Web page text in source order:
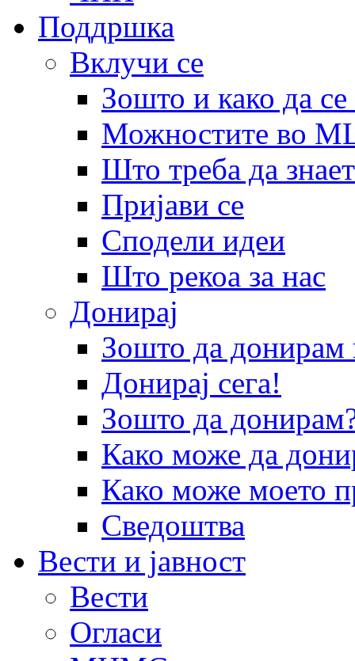
Поддршка
Вклучи се
Зошто и како да
Можностите во
Што треба да
Пријави се
Сподели идеи
Што рекоа за нас
Донирај
Зошто да
Донирај сега!
Зошто да
Како може да
Како може моето
Сведоштва
Вести и јавност
Вести
Огласи